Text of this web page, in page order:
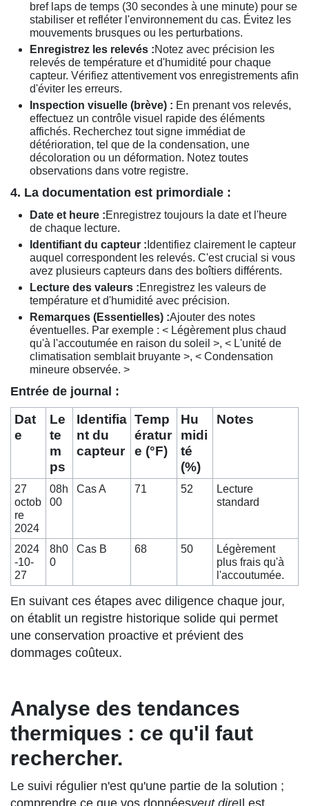
bref laps de temps (30 secondes à une minute) pour se
stabiliser et refléter l'environnement du cas. Évitez les
mouvements brusques ou les perturbations.
Enregistrez les relevés :Notez avec précision les
relevés de température et d'humidité pour chaque
capteur. Vérifiez attentivement vos enregistrements afin
d'éviter les erreurs.
Inspection visuelle (brève) : En prenant vos relevés,
effectuez un contrôle visuel rapide des éléments
affichés. Recherchez tout signe immédiat de
détérioration, tel que de la condensation, une
décoloration ou un déformation. Notez toutes
observations dans votre registre.
4. La documentation est primordiale :
Date et heure :Enregistrez toujours la date et l'heure
de chaque lecture.
Identifiant du capteur : Identifiez clairement le capteur
auquel correspondent les relevés. C'est crucial si vous
avez plusieurs capteurs dans des boîtiers différents.
Lecture des valeurs :Enregistrez les valeurs de
température et d'humidité avec précision.
Remarques (Essentielles) :Ajouter des notes
éventuelles. Par exemple : < Légèrement plus chaud
qu'à l'accoutumée en raison du soleil >, < L'unité de
climatisation semblait bruyante >, < Condensation
mineure observée. >
Entrée de journal :
Dat
e
Le
te
m
ps
Identifia
nt du
capteur
Temp
ératur
e (°F)
Hu
midi
té
(%)
Notes
27
octob
re
2024
08h
00
Cas A 71 52
Lecture
standard
2024
-10-
27
8h0
0
Cas B 68 50
Légèrement
plus frais qu'à
l'accoutumée.
En suivant ces étapes avec diligence chaque jour,
on établit un registre historique solide qui permet
une conservation proactive et prévient des
dommages coûteux.
Analyse des tendances
thermiques : ce qu'il faut
rechercher.
Le suivi régulier n'est qu'une partie de la solution ;
comprendre ce que vos donnéesveut direIl est